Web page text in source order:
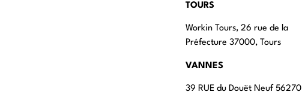
TOURS
Workin Tours, 26 rue de la
Préfecture 37000, Tours
VANNES
39 RUE du Douët Neuf 56270